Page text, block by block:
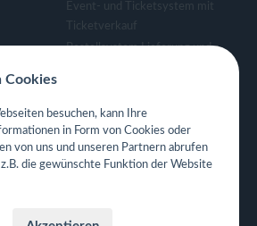
Event- und Ticketsystem mit
Ticketverkauf
Bestellsystem Lieferung und
Eigene App für Restaurant
Cookies
besuchen, kann Ihre
in Form von Cookies oder
von uns und unseren Partnern abrufen
die gewünschte Funktion der Website